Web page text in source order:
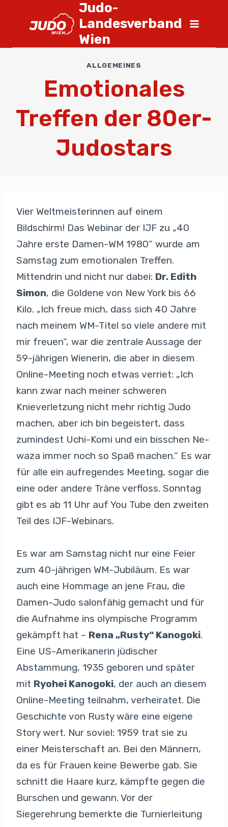
Judo-
Landesverband
Wien
ALLGEMEINES
Emotionales
Treffen der 80er-
Judostars
Vier Weltmeisterinnen auf einem
Bildschirm! Das Webinar der IJF zu „40
Jahre erste Damen-WM 1980“ wurde am
Samstag zum emotionalen Treffen.
Mittendrin und nicht nur dabei: Dr. Edith
Simon, die Goldene von New York bis 66
Kilo. „Ich freue mich, dass sich 40 Jahre
nach meinem WM-Titel so viele andere mit
mir freuen“, war die zentrale Aussage der
59-jährigen Wienerin, die aber in diesem
Online-Meeting noch etwas verriet: „Ich
kann zwar nach meiner schweren
Knieverletzung nicht mehr richtig Judo
machen, aber ich bin begeistert, dass
zumindest Uchi-Komi und ein bisschen Ne-
waza immer noch so Spaß machen.“ Es war
für alle ein aufregendes Meeting, sogar die
eine oder andere Träne verfloss. Sonntag
gibt es ab 11 Uhr auf You Tube den zweiten
Teil des IJF-Webinars.
Es war am Samstag nicht nur eine Feier
zum 40-jährigen WM-Jubiläum. Es war
auch eine Hommage an jene Frau, die
Damen-Judo salonfähig gemacht und für
die Aufnahme ins olympische Programm
gekämpft hat – Rena „Rusty“ Kanogoki.
Eine US-Amerikanerin jüdischer
Abstammung, 1935 geboren und später
mit Ryohei Kanogoki, der auch an diesem
Online-Meeting teilnahm, verheiratet. Die
Geschichte von Rusty wäre eine eigene
Story wert. Nur soviel: 1959 trat sie zu
einer Meisterschaft an. Bei den Männern,
da es für Frauen keine Bewerbe gab. Sie
schnitt die Haare kurz, kämpfte gegen die
Burschen und gewann. Vor der
Siegerehrung bemerkte die Turnierleitung